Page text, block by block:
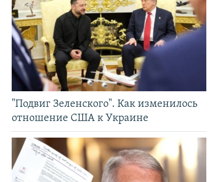
"Подвиг Зеленского". Как изменилось
отношение США к Украине